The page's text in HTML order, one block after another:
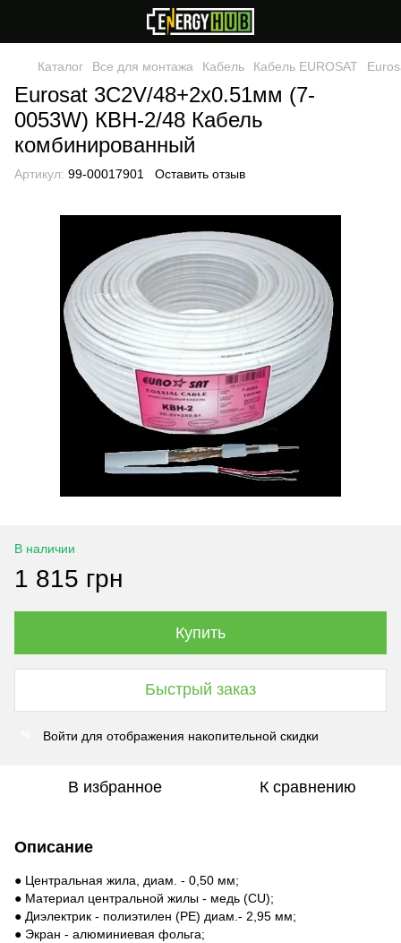
Каталог Все для монтажа Кабель Кабель EUROSAT
Eurosat 3C2V/48+2х0.51мм (7-
0053W) КВН-2/48 Кабель
комбинированный
Артикул: 99-00017901 Оставить отзыв
В наличии
1 815 грн
Купить
Быстрый заказ
Войти для отображения накопительной скидки
В избранное К сравнению
Описание
● Центральная жила, диам. - 0,50 мм;
● Материал центральной жилы - медь (CU);
● Диэлектрик - полиэтилен (РЕ) диам.- 2,95 мм;
● Экран - алюминиевая фольга;